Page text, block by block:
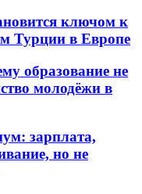
ключом к
Турции в Европе
образование не
молодёжи в
зарплата,
но не